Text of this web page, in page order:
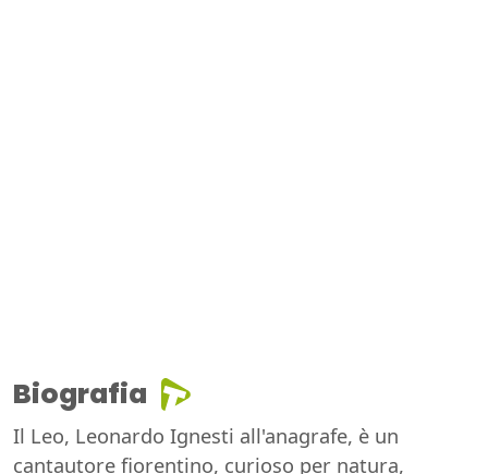
Biografia
Il Leo, Leonardo Ignesti all'anagrafe, è un
cantautore fiorentino, curioso per natura,